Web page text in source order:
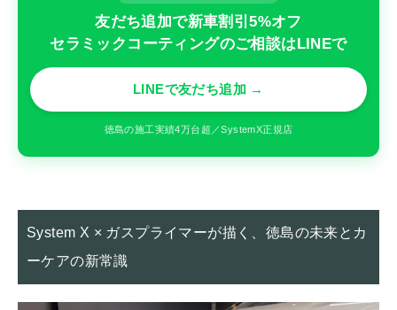
友だち追加で新車割引5%オフ
セラミックコーティングのご相談はLINEで
LINEで友だち追加 →
徳島の施工実績4万台超／SystemX正規店
System X × ガスプライマーが描く、徳島の未来とカ
ーケアの新常識